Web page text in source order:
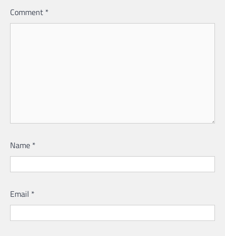
Comment *
Name *
Email *